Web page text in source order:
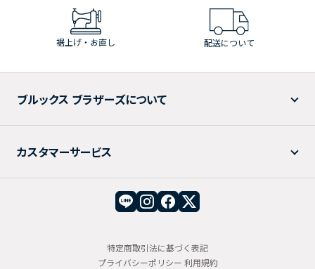
裾上げ・お直し 配送について
ブルックス ブラザーズについて
カスタマーサービス
特定商取引法に基づく表記
プライバシーポリシー 利用規約